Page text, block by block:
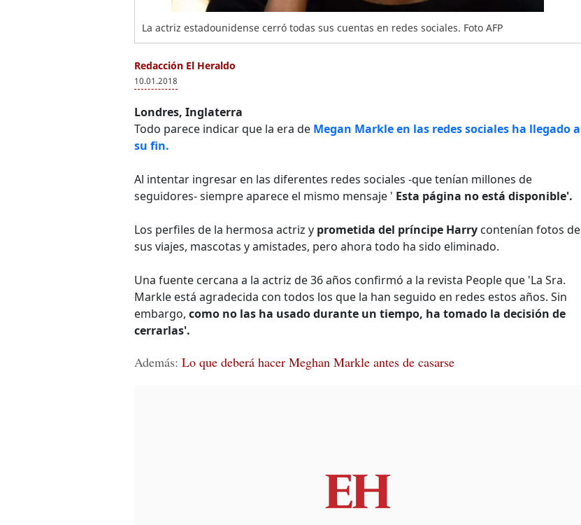
La actriz estadounidense cerró todas sus cuentas en redes sociales. Foto AFP
Redacción El Heraldo
10.01.2018
Londres, Inglaterra
Todo parece indicar que la era de Megan Markle en las redes sociales ha llegado a
su fin.
Al intentar ingresar en las diferentes redes sociales -que tenían millones de
seguidores- siempre aparece el mismo mensaje ' Esta página no está disponible'.
Los perfiles de la hermosa actriz y prometida del príncipe Harry contenían fotos de
sus viajes, mascotas y amistades, pero ahora todo ha sido eliminado.
Una fuente cercana a la actriz de 36 años confirmó a la revista People que 'La Sra.
Markle está agradecida con todos los que la han seguido en redes estos años. Sin
embargo, como no las ha usado durante un tiempo, ha tomado la decisión de
cerrarlas'.
Además: Lo que deberá hacer Meghan Markle antes de casarse